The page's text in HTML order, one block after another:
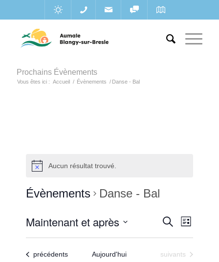
Prochains Évènements
Vous êtes ici : Accueil / Évènements / Danse - Bal
Aucun résultat trouvé.
Évènements Danse - Bal
et
Recherche
vues
Liste
Maintenant et après
date.Évènements
précédents Aujourd'hui Évènements
suivants